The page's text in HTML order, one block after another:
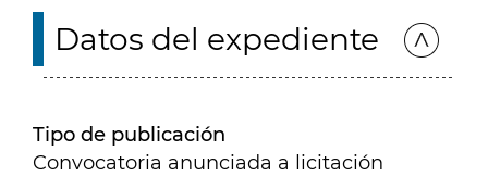
Datos del expediente
Tipo de publicación
Convocatoria anunciada a licitación